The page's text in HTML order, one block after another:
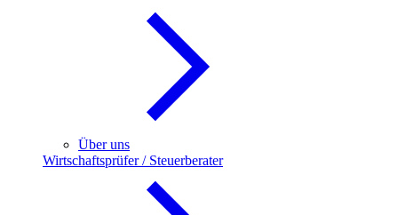
Über uns
Wirtschaftsprüfer / Steuerberater